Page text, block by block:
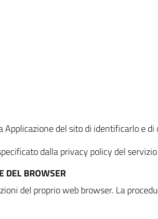
del sito di identificarlo e di
dalla privacy policy del
DEL BROWSER
del proprio web browser. La